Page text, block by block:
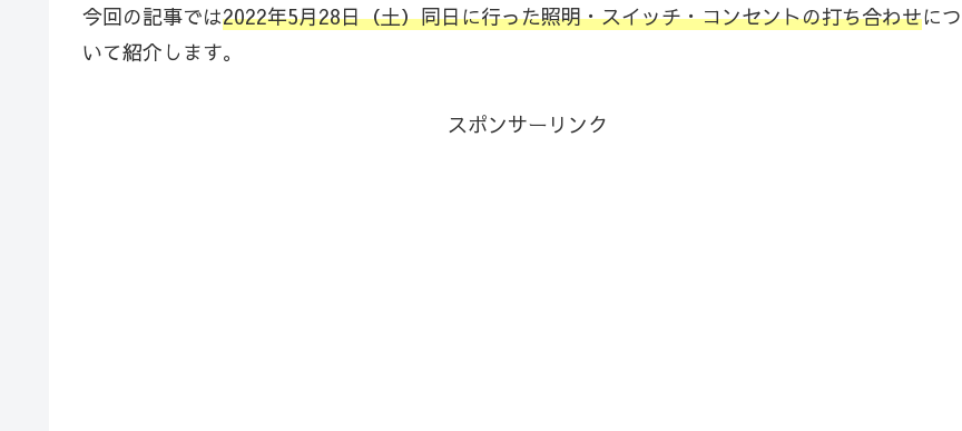
今回の記事では2022年5月28日（土）同日に行った照明・スイッチ・コンセントの打ち合わせにつ
いて紹介します。
スポンサーリンク